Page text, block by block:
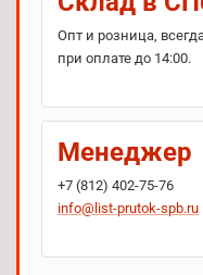
Опт и розница,
при оплате до 14:00.
Менеджер
+7 (812) 402-75-76
info@list-prutok-spb.ru